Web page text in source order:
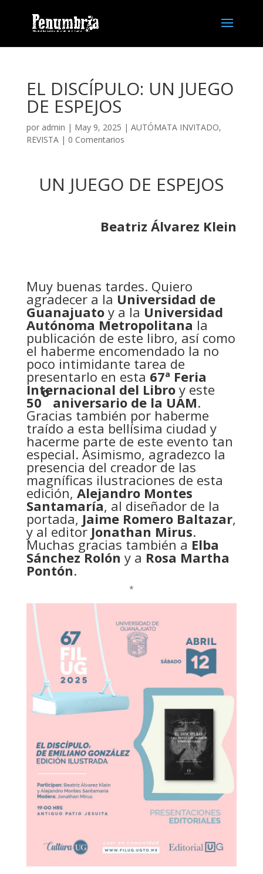
EL DISCÍPULO: UN JUEGO
DE ESPEJOS
por admin | May 9, 2025 | AUTÓMATA INVITADO,
REVISTA| 0 Comentarios
UN JUEGO DE ESPEJOS
Beatriz Álvarez Klein
Muy buenas tardes. Quiero
agradecer a la Universidad de
Guanajuatoy a la Universidad
Autónoma Metropolitana la
publicación de este libro, así como
el haberme encomendado la no
poco intimidante tarea de
presentarlo en esta 67ª Feria
Internacional del Libroy este
50
o
aniversario de la UAM.
Gracias también por haberme
traído a esta bellísima ciudad y
hacerme parte de este evento tan
especial. Asimismo, agradezco la
presencia del creador de las
magníficas ilustraciones de esta
edición, Alejandro Montes
Santamaría, al diseñador de la
portada, Jaime Romero Baltazar,
y al editor Jonathan Mirus.
Muchas gracias también a Elba
Sánchez Rolón y a Rosa Martha
Pontón.
*